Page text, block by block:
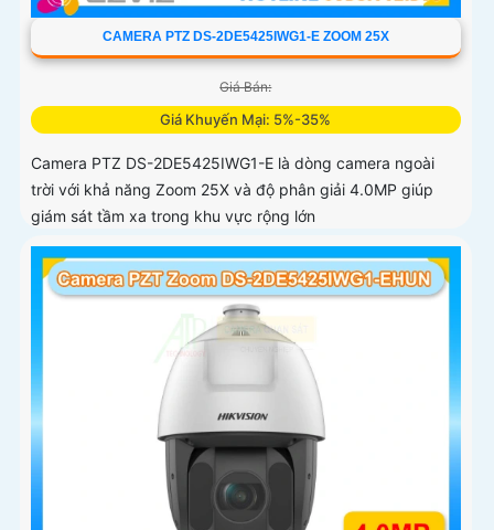
CAMERA PTZ DS-2DE5425IWG1-E ZOOM 25X
Giá Bán:
Giá Khuyến Mại: 5%-35%
Camera PTZ DS-2DE5425IWG1-E là dòng camera ngoài
trời với khả năng Zoom 25X và độ phân giải 4.0MP giúp
giám sát tầm xa trong khu vực rộng lớn